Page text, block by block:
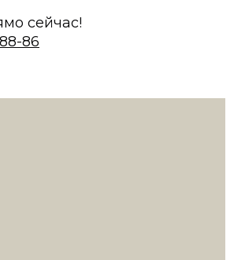
сейчас!
86